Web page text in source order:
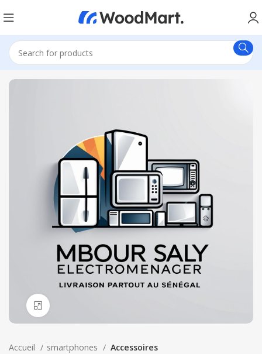
Accueil smartphones Accessoires